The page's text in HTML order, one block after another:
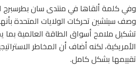
وفي كلمة ألقاها في منتدى سان بطرسبرج
وصف سيتشين تحركات الولايات المتحدة
تشكيل ملامح أسواق الطاقة العالمية بما
الأمريكية، لكنه أضاف أن المخاطر
تقييمها بشكل كامل.